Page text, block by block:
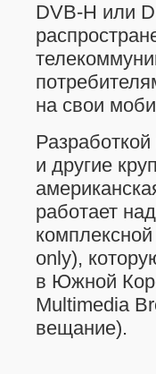
DVB-H или
на свои
и другие
работает
only),
в Южной
Multimedia
вещание).